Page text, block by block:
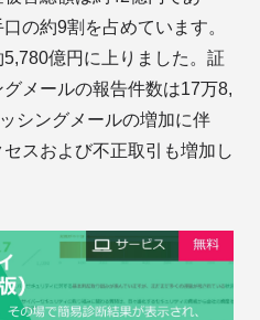
の約9割を占めています。
億円に上りました。証
メールの報告件数は17万8,
シングメールの増加に伴
スおよび不正取引も増加し